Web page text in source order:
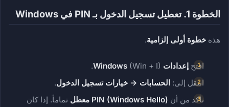
الخطوة 1. تعطيل تسجيل الدخول بـ PIN في Windows
هذه خطوة أولى إلزامية.
افتح إعدادات Windows (Win + I).
انتقل إلى: الحسابات → خيارات تسجيل الدخول.
تأكد من أن PIN (Windows Hello) معطل تماماً. إذا كان